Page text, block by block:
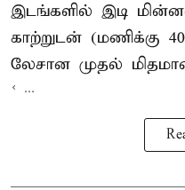
இடங்களில் இடி
காற்றுடன் (மணிக்கு
லேசான முதல்
< ...